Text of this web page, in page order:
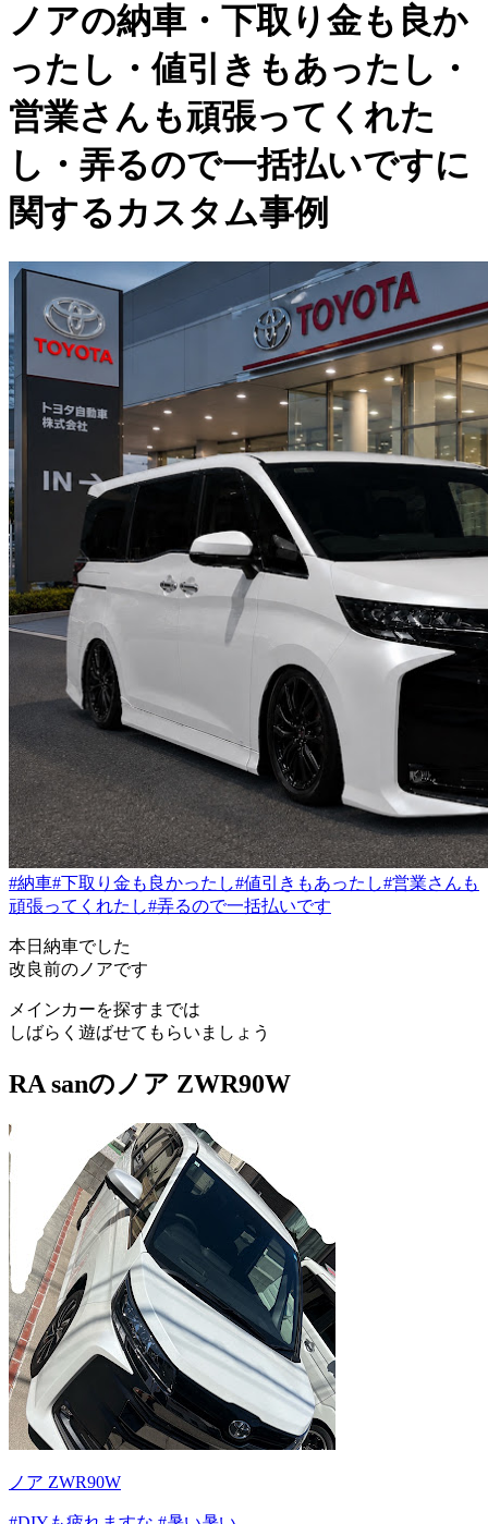
ノアの納車・下取り金も良か
ったし・値引きもあったし・
営業さんも頑張ってくれた
し・弄るので一括払いですに
関するカスタム事例
#納車#下取り金も良かったし#値引きもあったし#営業さんも
頑張ってくれたし#弄るので一括払いです
本日納車でした
改良前のノアです
メインカーを探すまでは
しばらく遊ばせてもらいましょう
RA sanのノア ZWR90W
ノア ZWR90W